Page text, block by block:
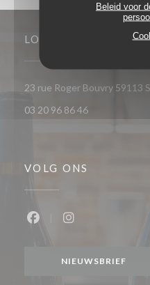
Beleid voor
LOCATIE
23 rue Roger Bouvry 59113
03 20 96 86 46
VOLG ONS
NIEUWSBRIEF